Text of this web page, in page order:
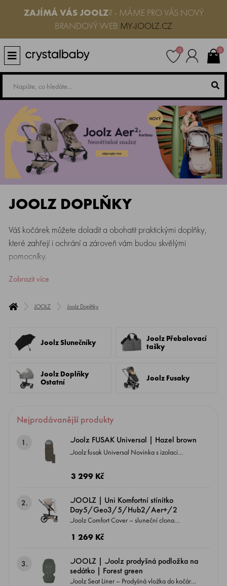
ZAJÍMÁ VÁS JOOLZ? - MÁME PRO VÁS NOVÝ
BRANDOVÝ WEB MY-JOOLZ.CZ
0 0
JOOLZ DOPLŇKY
Váš kočárek můžete doladit a obohatit praktickými doplňky,
které zahřejí i ochrání a zároveň vám budou skvělými
pomocníky.
Zobrazit více
JOOLZ Joolz Doplňky
Joolz Slunečníky
Joolz Přebalovací
tašky
Joolz Doplňky
Ostatní
Joolz Fusaky
Nejprodávanější produkty
1. Joolz FUSAK Universal | Hazel brown
Joolz fusak Universal Novinka s izolaci
barvách Kompatibilní SE VŠEMI modely
AER2, AER+
3 299 Kč
2.
JOOLZ | Uni Komfortní stínítko
Day5/Geo3/5/Hub2/Aer+/2
Joolz Comfort Cover – sluneční clona
Zajišťuje dítěti klidné a chráněné prostředí v
1 269 Kč
3.
JOOLZ | Joolz prodyšná podložka na
sedátko | Forest green
Joolz Seat Liner – Prodyšná vložka do kočárku